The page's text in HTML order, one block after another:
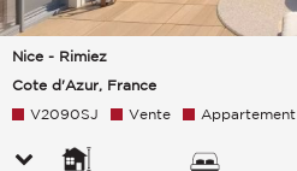
Nice - Rimiez
Cote d'Azur, France
V2090SJ Vente Appartement